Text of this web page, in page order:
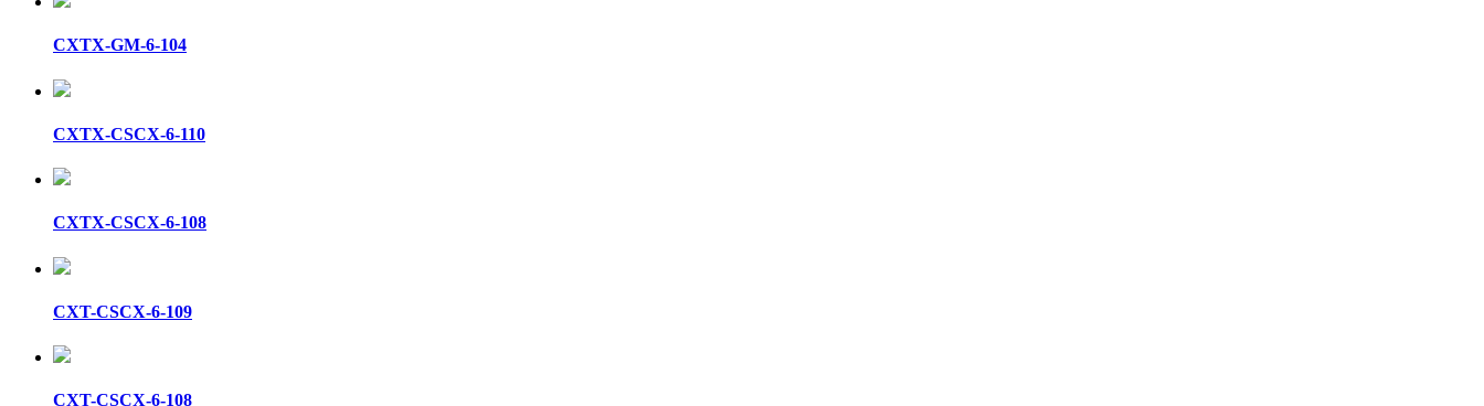
CXTX-GM-6-104
CXTX-CSCX-6-110
CXTX-CSCX-6-108
CXT-CSCX-6-109
CXT-CSCX-6-108